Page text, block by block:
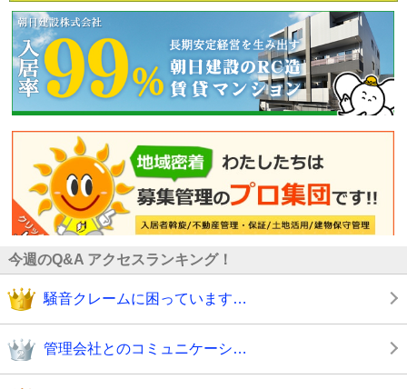
今週のQ&A アクセスランキング！
騒音クレームに困っています…
管理会社とのコミュニケーシ…